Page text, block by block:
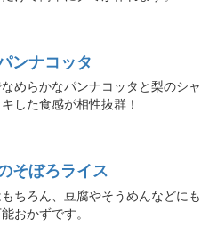
ンナコッタ
めらかなパンナコッタと梨のシャ
した食感が相性抜群！
そぼろライス
ちろん、豆腐やそうめんなどにも
おかずです。